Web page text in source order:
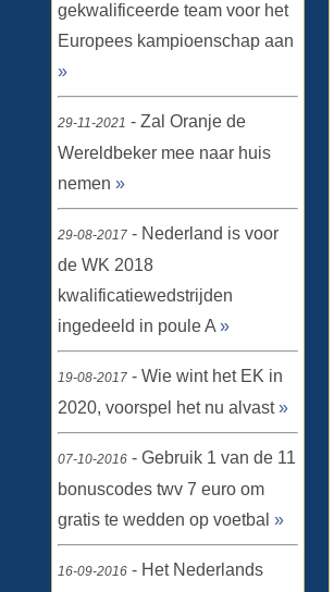
gekwalificeerde team voor het
Europees kampioenschap aan
»
29-11-2021 - Zal Oranje de
Wereldbeker mee naar huis
nemen »
29-08-2017 - Nederland is voor
de WK 2018
kwalificatiewedstrijden
ingedeeld in poule A »
19-08-2017 - Wie wint het EK in
2020, voorspel het nu alvast»
07-10-2016 - Gebruik 1 van de 11
bonuscodes twv 7 euro om
gratis te wedden op voetbal »
16-09-2016 - Het Nederlands